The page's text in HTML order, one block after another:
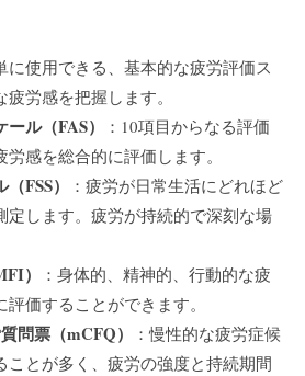
に使用できる、基本的な疲労評価ス
労感を把握します。
ル（FAS）
：10項目からなる評価
感を総合的に評価します。
FSS）
：疲労が日常生活にどれほど
定します。疲労が持続的で深刻な場
）
：身体的、精神的、行動的な疲
価することができます。
問票（mCFQ）
：慢性的な疲労症候
ことが多く、疲労の強度と持続期間